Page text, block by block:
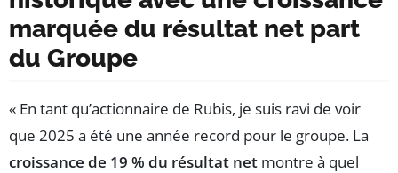
marquée du résultat net part
du Groupe
« En tant qu’actionnaire de Rubis, je suis ravi de voir
que 2025 a été une année record pour le groupe. La
croissance de 19 % du résultat net montre à quel